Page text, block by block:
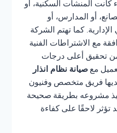
المنشآت السكنية، أو
أو المدارس، أو
كما تهتم الشركة
مع الاشتراطات الفنية
تحقيق أعلى درجات
مع صيانة نظام انذار
فريق متخصص وفنيون
مشروعه بطريقة صحيحة
تؤثر لاحقًا على كفاءة